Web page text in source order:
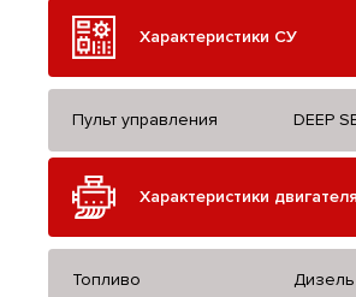
Характеристики СУ
Пульт управления DEEP
Характеристики двигателя
Топливо Дизель